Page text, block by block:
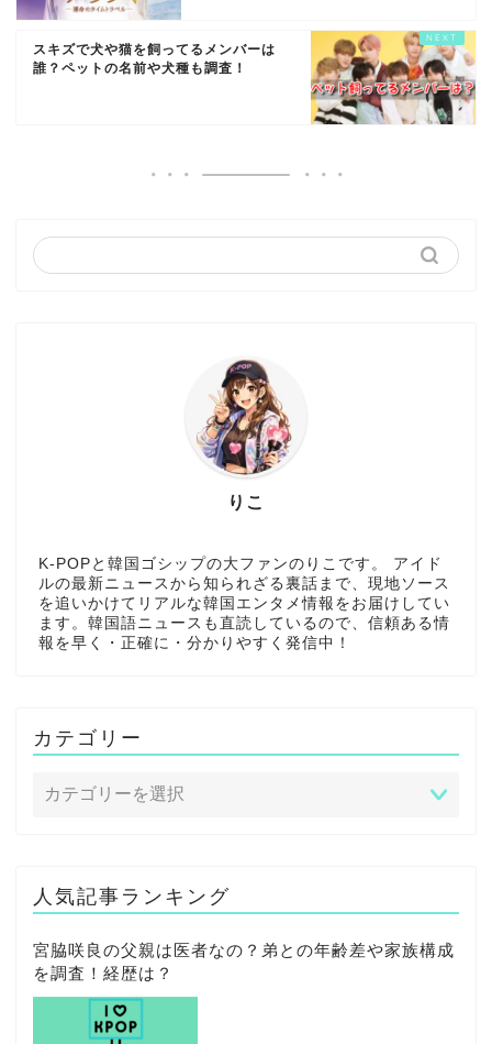
スキズで犬や猫を飼ってるメンバーは
誰？ペットの名前や犬種も調査！
りこ
K-POPと韓国ゴシップの大ファンのりこです。 アイド
ルの最新ニュースから知られざる裏話まで、現地ソース
を追いかけてリアルな韓国エンタメ情報をお届けしてい
ます。韓国語ニュースも直読しているので、信頼ある情
報を早く・正確に・分かりやすく発信中！
カテゴリー
人気記事ランキング
宮脇咲良の父親は医者なの？弟との年齢差や家族構成
を調査！経歴は？